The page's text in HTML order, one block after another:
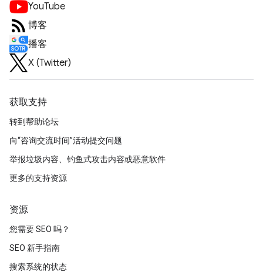
YouTube
博客
播客
X (Twitter)
获取支持
转到帮助论坛
向“咨询交流时间”活动提交问题
举报垃圾内容、钓鱼式攻击内容或恶意软件
更多的支持资源
资源
您需要 SEO 吗？
SEO 新手指南
搜索系统的状态